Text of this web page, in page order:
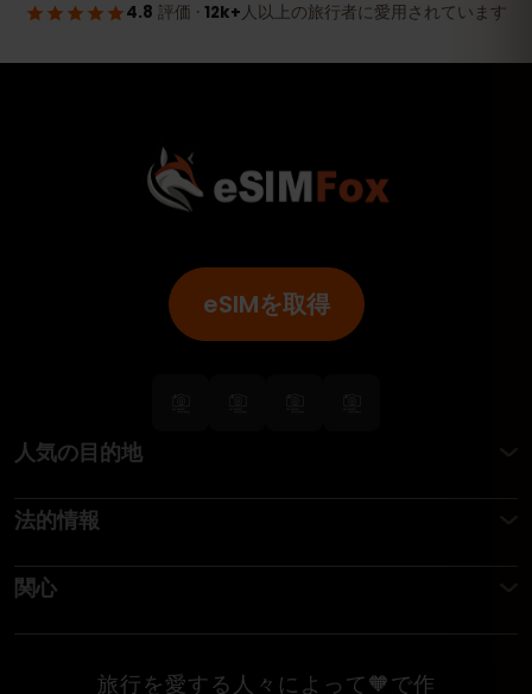
eSIMを取得
人気の目的地
法的情報
関心
旅行を愛する人々によって🧡で作